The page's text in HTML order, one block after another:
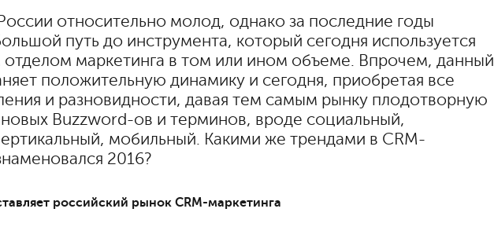
относительно молод, однако за последние годы
путь до инструмента, который сегодня используется
маркетинга в том или ином объеме. Впрочем, данный
положительную динамику и сегодня, приобретая все
и разновидности, давая тем самым рынку плодотворную
новых Buzzword-ов и терминов, вроде социальный,
мобильный. Какими же трендами в CRM-
2016?
российский рынок CRM-маркетинга